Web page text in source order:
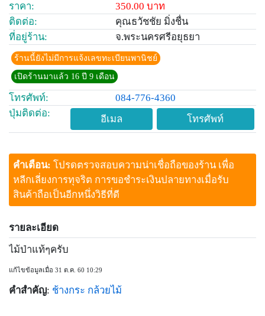
ราคา:
350.00 บาท
ติดต่อ:
คุณธวัชชัย มิ่งชื่น
ที่อยู่ร้าน:
จ.พระนครศรีอยุธยา
ร้านนี้ยังไม่มีการแจ้งเลขทะเบียนพานิชย์
เปิดร้านมาแล้ว 16 ปี 9 เดือน
โทรศัพท์:
084-776-4360
ปุ่มติดต่อ:
อีเมล โทรศัพท์
คำเตือน: โปรดตรวจสอบความน่าเชื่อถือของร้าน เพื่อ
หลีกเลี่ยงการทุจริต การขอชำระเงินปลายทางเมื่อรับ
สินค้าถือเป็นอีกหนึ่งวิธีที่ดี
รายละเอียด
ไม้ป่าแท้ๆครับ
แก้ไขข้อมูลเมื่อ 31 ต.ค. 60 10:29
คำสำคัญ: ช้างกระ กล้วยไม้